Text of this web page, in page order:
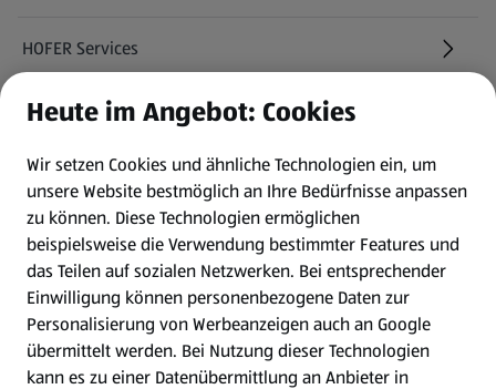
HOFER Services
Newsletter
WhatsApp
Gewinnspiele
Mein HOFER. Meine Einkäufe.
Meine Meinung. Mein HOFER.
Heute im Angebot: Cookies
Wir setzen Cookies und ähnliche Technologien ein, um
unsere Website bestmöglich an Ihre Bedürfnisse anpassen
zu können. Diese Technologien ermöglichen
beispielsweise die Verwendung bestimmter Features und
das Teilen auf sozialen Netzwerken. Bei entsprechender
Einwilligung können personenbezogene Daten zur
Personalisierung von Werbeanzeigen auch an Google
übermittelt werden. Bei Nutzung dieser Technologien
kann es zu einer Datenübermittlung an Anbieter in